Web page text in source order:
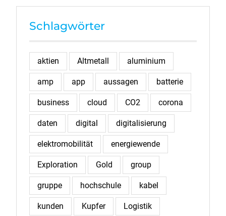
Schlagwörter
aktien Altmetall aluminium
amp app aussagen batterie
business cloud CO2 corona
daten digital digitalisierung
elektromobilität energiewende
Exploration Gold group
gruppe hochschule kabel
kunden Kupfer Logistik